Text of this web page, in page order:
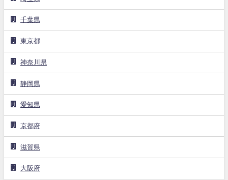
千葉県
東京都
神奈川県
静岡県
愛知県
京都府
滋賀県
大阪府